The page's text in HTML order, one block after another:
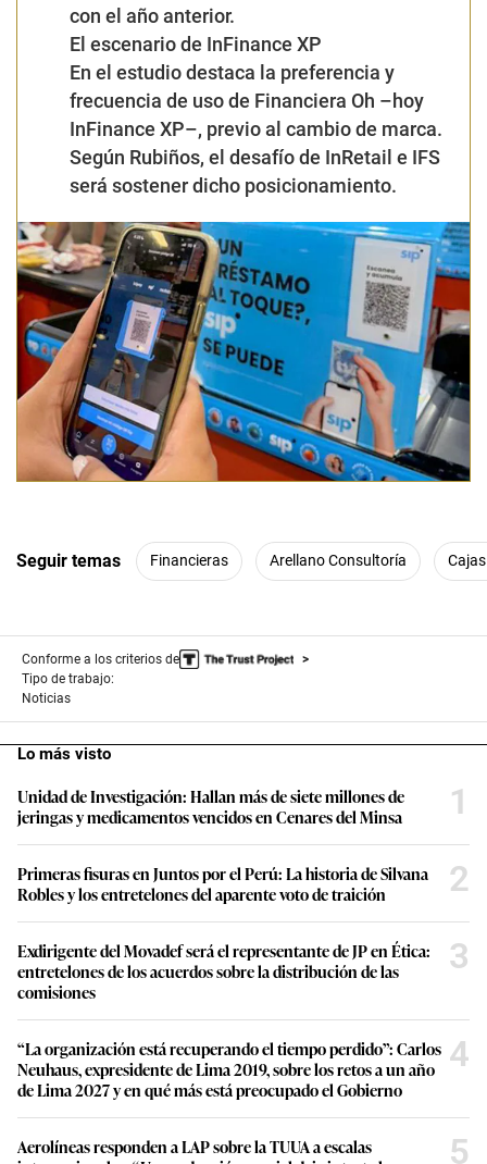
con el año anterior.
El escenario de InFinance XP
En el estudio destaca la preferencia y
frecuencia de uso de Financiera Oh –hoy
InFinance XP–, previo al cambio de marca.
Según Rubiños, el desafío de InRetail e IFS
será sostener dicho posicionamiento.
Seguir temas Financieras Arellano Consultoría
Conforme a los criterios de
Tipo de trabajo:
Noticias
Lo más visto
Unidad de Investigación: Hallan más de siete millones de
jeringas y medicamentos vencidos en Cenares del Minsa
1
Primeras fisuras en Juntos por el Perú: La historia de Silvana
Robles y los entretelones del aparente voto de traición
2
Exdirigente del Movadef será el representante de JP en Ética:
entretelones de los acuerdos sobre la distribución de las
comisiones
3
“La organización está recuperando el tiempo perdido”: Carlos
Neuhaus, expresidente de Lima 2019, sobre los retos a un año
de Lima 2027 y en qué más está preocupado el Gobierno
4
Aerolíneas responden a LAP sobre la TUUA a escalas
5